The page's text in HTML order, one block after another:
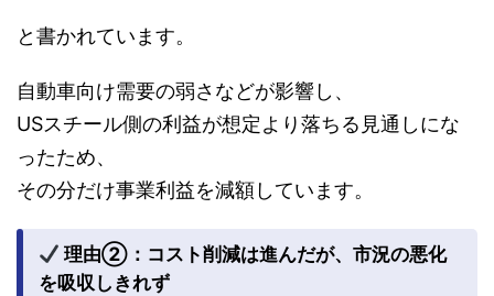
と書かれています。
自動車向け需要の弱さなどが影響し、
USスチール側の利益が想定より落ちる見通しにな
ったため、
その分だけ事業利益を減額しています。
理由②：コスト削減は進んだが、市況の悪化
を吸収しきれず